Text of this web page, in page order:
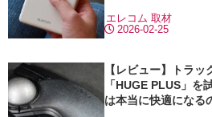
2026-02-25
エレコム 取材
【レビュー】トラ
「HUGE PLUS」を
は本当に快適になる